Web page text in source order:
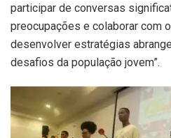
participar de conversas
preocupações e colaborar com
desenvolver estratégias
desafios da população jovem”.